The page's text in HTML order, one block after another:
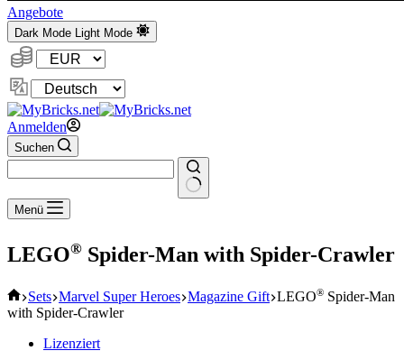
Angebote
Dark Mode Light Mode
Währung:
Sprache
ändern
Anmelden
Suchen
Keine
Ergebnisse
Menü
LEGO® Spider-Man with Spider-Crawler
Start
Sets Marvel Super Heroes Magazine Gift LEGO® Spider-Man
with Spider-Crawler
Lizenziert